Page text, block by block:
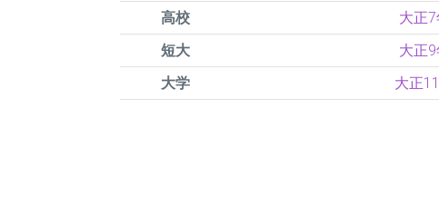
高校
大正
短大
大正
大学
大正